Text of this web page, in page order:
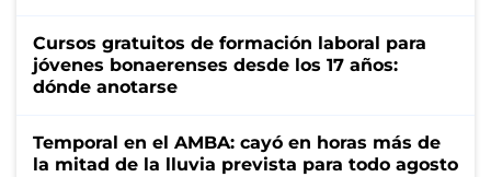
Cursos gratuitos de formación laboral para
jóvenes bonaerenses desde los 17 años:
dónde anotarse
Temporal en el AMBA: cayó en horas más de
la mitad de la lluvia prevista para todo agosto